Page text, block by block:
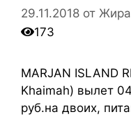
29.11.2018 от
173
MARJAN ISLAND
Khaimah) вылет
руб.на двоих,